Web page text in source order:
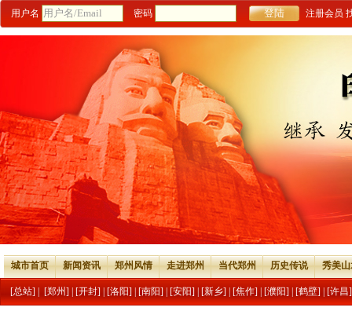
用户名 密码 注册会员
城市首页 新闻资讯 郑州风情 走进郑州 当代郑州 历史传说 秀美
[总站] [郑州] [开封] [洛阳] [南阳] [安阳] [新乡] [焦作] [濮阳] [鹤壁] [许昌]